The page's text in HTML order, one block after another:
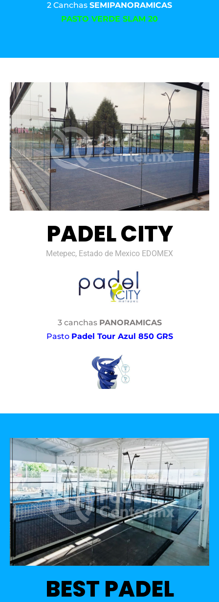
2 Canchas SEMIPANORAMICAS
PASTO VERDE SLAM 20
PADEL CITY
Metepec, Estado de Mexico EDOMEX
3 canchas PANORAMICAS
Pasto Padel Tour Azul 850 GRS
BEST PADEL